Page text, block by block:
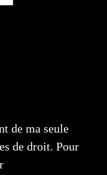
de ma seule
de droit. Pour